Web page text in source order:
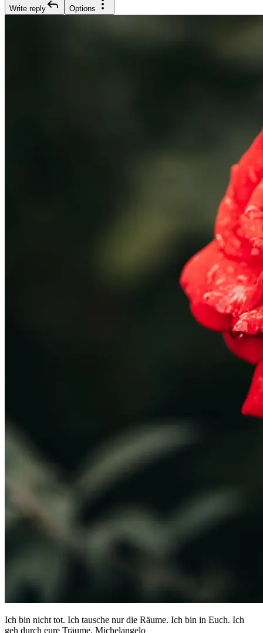
Write reply Options
Ich bin nicht tot. Ich tausche nur die Räume. Ich bin in Euch. Ich
geh durch eure Träume. Michelangelo